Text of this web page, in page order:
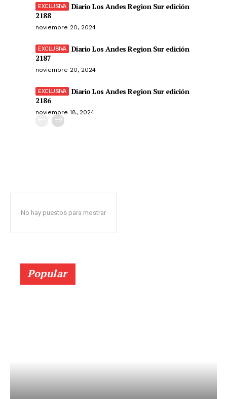
Diario Los Andes Region Sur edición
2188
noviembre 20, 2024
Diario Los Andes Region Sur edición
2187
noviembre 20, 2024
Diario Los Andes Region Sur edición
2186
noviembre 18, 2024
No hay puestos para mostrar
Popular